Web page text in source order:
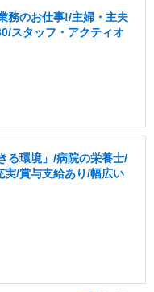
務のお仕事!/主婦・主夫
スタッフ・アクティオ
る環境」/病院の栄養士/
/賞与支給あり/幅広い